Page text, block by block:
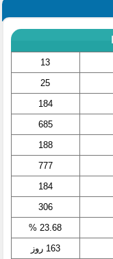
13
25
184
685
188
777
184
306
23.68 %
163 روز